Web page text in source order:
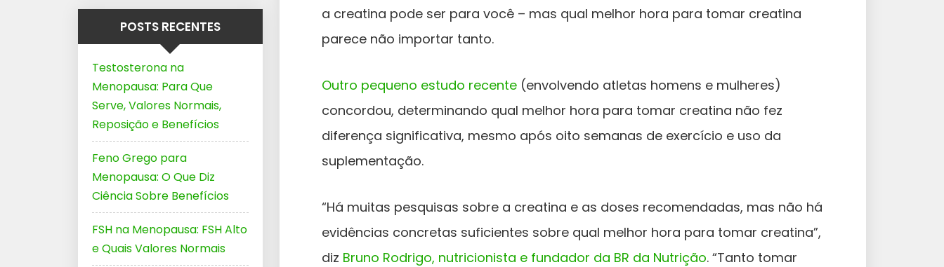
a creatina pode ser para você – mas qual melhor hora para tomar creatina
parece não importar tanto.
Outro pequeno estudo recente(envolvendo atletas homens e mulheres)
concordou, determinando qual melhor hora para tomar creatina não fez
diferença significativa, mesmo após oito semanas de exercício e uso da
suplementação.
“Há muitas pesquisas sobre a creatina e as doses recomendadas, mas não há
evidências concretas suficientes sobre qual melhor hora para tomar creatina”,
diz Bruno Rodrigo, nutricionista e fundador da BR da Nutrição. “Tanto tomar
POSTS RECENTES
Testosterona na
Menopausa: Para Que
Serve, Valores Normais,
Reposição e Benefícios
Feno Grego para
Menopausa: O Que Diz
Ciência Sobre Benefícios
FSH na Menopausa: FSH Alto
e Quais Valores Normais